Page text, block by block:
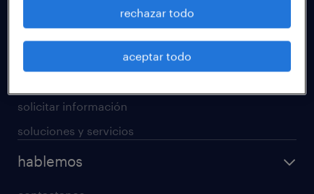
professional
solicitar información
soluciones y servicios
hablemos
rechazar todo
aceptar todo